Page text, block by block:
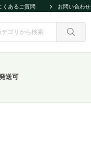
くあるご質問 お問い合わせ
送可